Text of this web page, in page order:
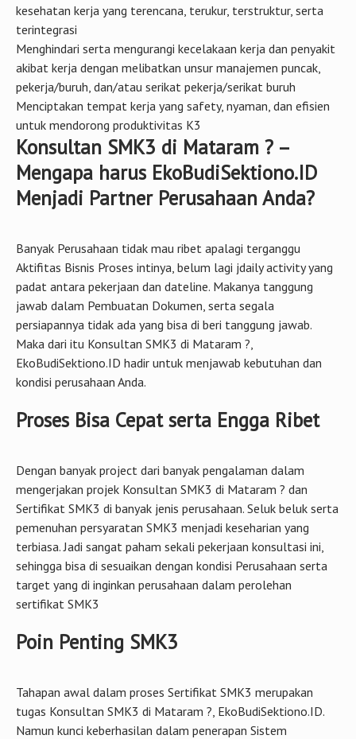
kesehatan kerja yang terencana, terukur, terstruktur, serta
terintegrasi
Menghindari serta mengurangi kecelakaan kerja dan penyakit
akibat kerja dengan melibatkan unsur manajemen puncak,
pekerja/buruh, dan/atau serikat pekerja/serikat buruh
Menciptakan tempat kerja yang safety, nyaman, dan efisien
untuk mendorong produktivitas K3
Konsultan SMK3 di Mataram ? –
Mengapa harus EkoBudiSektiono.ID
Menjadi Partner Perusahaan Anda?
Banyak Perusahaan tidak mau ribet apalagi terganggu
Aktifitas Bisnis Proses intinya, belum lagi jdaily activity yang
padat antara pekerjaan dan dateline. Makanya tanggung
jawab dalam Pembuatan Dokumen, serta segala
persiapannya tidak ada yang bisa di beri tanggung jawab.
Maka dari itu Konsultan SMK3 di Mataram ?,
EkoBudiSektiono.ID hadir untuk menjawab kebutuhan dan
kondisi perusahaan Anda.
Proses Bisa Cepat serta Engga Ribet
Dengan banyak project dari banyak pengalaman dalam
mengerjakan projek Konsultan SMK3 di Mataram ? dan
Sertifikat SMK3 di banyak jenis perusahaan. Seluk beluk serta
pemenuhan persyaratan SMK3 menjadi keseharian yang
terbiasa. Jadi sangat paham sekali pekerjaan konsultasi ini,
sehingga bisa di sesuaikan dengan kondisi Perusahaan serta
target yang di inginkan perusahaan dalam perolehan
sertifikat SMK3
Poin Penting SMK3
Tahapan awal dalam proses Sertifikat SMK3 merupakan
tugas Konsultan SMK3 di Mataram ?, EkoBudiSektiono.ID.
Namun kunci keberhasilan dalam penerapan Sistem